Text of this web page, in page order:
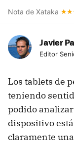
Nota de Xataka
Javier
Editor
Los tablets de
teniendo
podido
dispositivo
claramente